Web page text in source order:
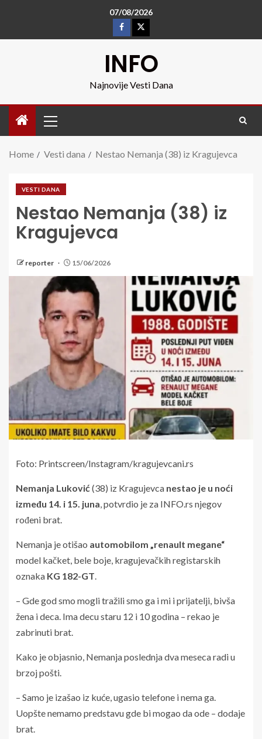
07/08/2026
INFO
Najnovije Vesti Dana
Home Vesti dana Nestao Nemanja (38) iz Kragujevca
VESTI DANA
Nestao Nemanja (38) iz
Kragujevca
reporter 15/06/2026
Foto: Printscreen/Instagram/kragujevcani.rs
Nemanja Luković (38) iz Kragujevca nestao je u noći
između 14. i 15. juna , potvrdio je za INFO.rs njegov
rođeni brat.
Nemanja je otišao automobilom „renault megane“
model kačket, bele boje, kragujevačkih registarskih
oznaka KG 182-GT
– Gde god smo mogli tražili smo ga i mi i prijatelji, bivša
žena i deca. Ima decu staru 12 i 10 godina – rekao je
zabrinuti brat.
Kako je objasnio, Nemanja poslednja dva meseca radi u
brzoj pošti.
– Samo je izašao iz kuće, ugasio telefone i nema ga.
Uopšte nemamo predstavu gde bi mogao da ode – dodaje
brat.